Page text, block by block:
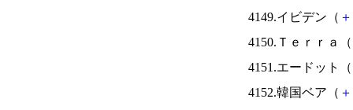
4149.イビデン（ ＋
4150.Ｔｅｒｒａ（
4151.エードット（
4152.韓国ベア（ ＋